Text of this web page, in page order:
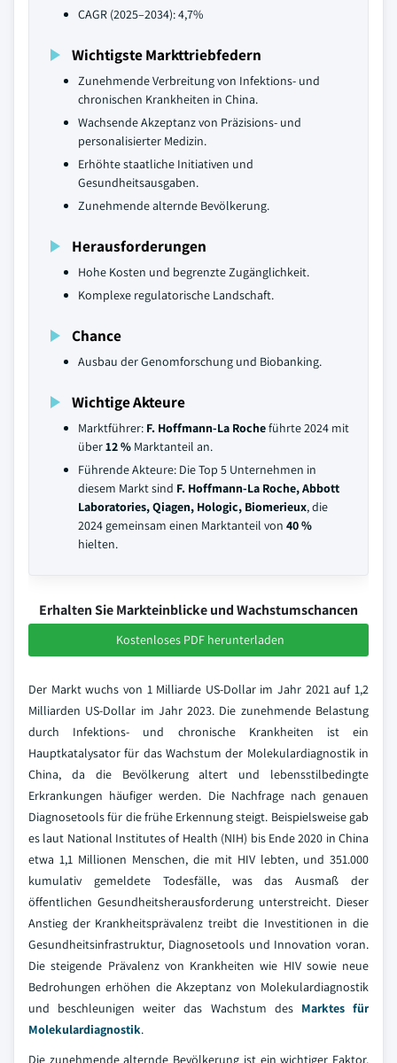
CAGR (2025–2034): 4,7%
Wichtigste Markttriebfedern
Zunehmende Verbreitung von Infektions- und
chronischen Krankheiten in China.
Wachsende Akzeptanz von Präzisions- und
personalisierter Medizin.
Erhöhte staatliche Initiativen und
Gesundheitsausgaben.
Zunehmende alternde Bevölkerung.
Herausforderungen
Hohe Kosten und begrenzte Zugänglichkeit.
Komplexe regulatorische Landschaft.
Chance
Ausbau der Genomforschung und Biobanking.
Wichtige Akteure
Marktführer: F. Hoffmann-La Rocheführte 2024 mit
über12 % Marktanteil an.
Führende Akteure: Die Top 5 Unternehmen in
diesem Markt sind F. Hoffmann-La Roche, Abbott
Laboratories, Qiagen, Hologic, Biomerieux, die
2024 gemeinsam einen Marktanteil von 40 %
hielten.
Erhalten Sie Markteinblicke und Wachstumschancen
Kostenloses PDF herunterladen
Der Markt wuchs von 1 Milliarde US-Dollar im Jahr 2021 auf 1,2
Milliarden US-Dollar im Jahr 2023. Die zunehmende Belastung
durch Infektions- und chronische Krankheiten ist ein
Hauptkatalysator für das Wachstum der Molekulardiagnostik in
China, da die Bevölkerung altert und lebensstilbedingte
Erkrankungen häufiger werden. Die Nachfrage nach genauen
Diagnosetools für die frühe Erkennung steigt. Beispielsweise gab
es laut National Institutes of Health (NIH) bis Ende 2020 in China
etwa 1,1 Millionen Menschen, die mit HIV lebten, und 351.000
kumulativ gemeldete Todesfälle, was das Ausmaß der
öffentlichen Gesundheitsherausforderung unterstreicht. Dieser
Anstieg der Krankheitsprävalenz treibt die Investitionen in die
Gesundheitsinfrastruktur, Diagnosetools und Innovation voran.
Die steigende Prävalenz von Krankheiten wie HIV sowie neue
Bedrohungen erhöhen die Akzeptanz von Molekulardiagnostik
und beschleunigen weiter das Wachstum des Marktes für
Molekulardiagnostik.
Die zunehmende alternde Bevölkerung ist ein wichtiger Faktor,